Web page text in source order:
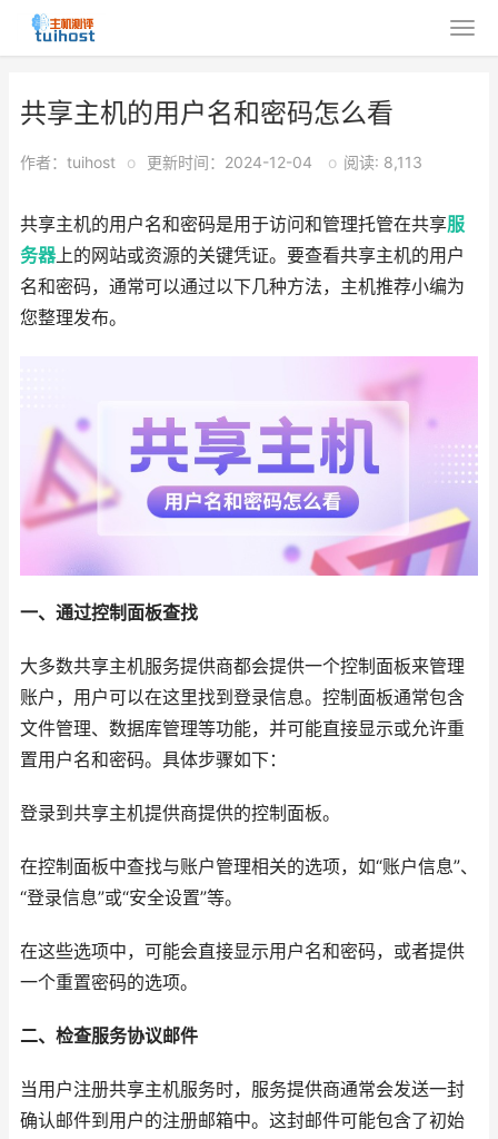
共享主机的用户名和密码怎么看
作者：tuihost o 更新时间：2024-12-04 o 阅读: 8,113
共享主机的用户名和密码是用于访问和管理托管在共享服
务器上的网站或资源的关键凭证。要查看共享主机的用户
名和密码，通常可以通过以下几种方法，主机推荐小编为
您整理发布。
一、通过控制面板查找
大多数共享主机服务提供商都会提供一个控制面板来管理
账户，用户可以在这里找到登录信息。控制面板通常包含
文件管理、数据库管理等功能，并可能直接显示或允许重
置用户名和密码。具体步骤如下：
登录到共享主机提供商提供的控制面板。
在控制面板中查找与账户管理相关的选项，如“账户信息”、
“登录信息”或“安全设置”等。
在这些选项中，可能会直接显示用户名和密码，或者提供
一个重置密码的选项。
二、检查服务协议邮件
当用户注册共享主机服务时，服务提供商通常会发送一封
确认邮件到用户的注册邮箱中。这封邮件可能包含了初始